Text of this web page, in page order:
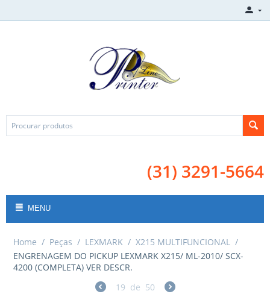
(31) 3291-5664
MENU
Home / Peças / LEXMARK / X215 MULTIFUNCIONAL /
ENGRENAGEM DO PICKUP LEXMARK X215/ ML-2010/ SCX-
4200 (COMPLETA) VER DESCR.
19 de 50